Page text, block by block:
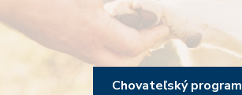
Chovateľský program